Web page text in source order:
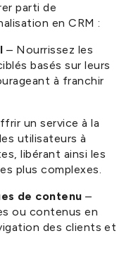
parti de
en CRM :
– Nourrissez les
basés sur leurs
à franchir
un service à la
utilisateurs à
libérant ainsi les
plus complexes.
de contenu –
ou contenus en
des clients et